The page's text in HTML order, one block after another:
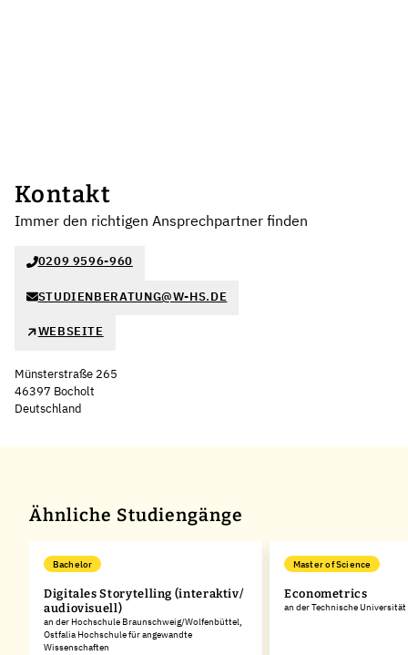
Kontakt
Immer den richtigen Ansprechpartner finden
0209 9596-960
STUDIENBERATUNG@W-HS.DE
WEBSEITE
Münsterstraße 265
46397 Bocholt
Deutschland
Ähnliche Studiengänge
Bachelor
Digitales Storytelling (interaktiv/
audiovisuell)
an der Hochschule Braunschweig/Wolfenbüttel,
Ostfalia Hochschule für angewandte
Wissenschaften
Master of Science
Econometrics
an der Technische